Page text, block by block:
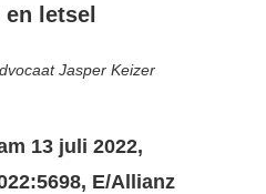
letsel
Jasper Keizer
13 juli 2022,
E/Allianz